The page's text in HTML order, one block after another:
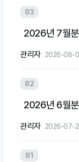
83
2026년 7월분
관리자 2026-08-
82
2026년 6월분
관리자 2026-07-
81